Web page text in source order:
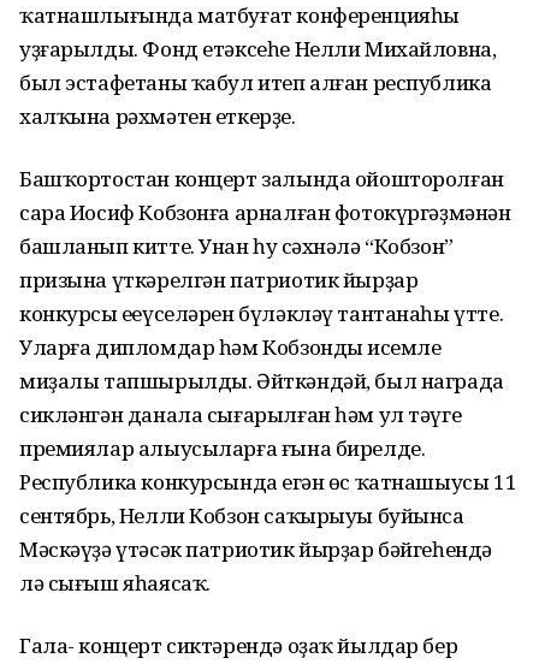
ҡатнашлығында матбуғат конференцияһы
уҙғарылды. Фонд етәксеһе Нелли Михайловна,
был эстафетаны ҡабул итеп алған республика
халҡына рәхмәтен еткерҙе.
Башҡортостан концерт залында ойошторолған
сара Иосиф Кобзонға арналған фотокүргәҙмәнән
башланып китте. Унан һуң сәхнәлә “Кобзон”
призына үткәрелгән патриотик йырҙар
конкурсы еңеүселәрен бүләкләү тантанаһы үтте.
Уларға дипломдар һәм Кобзондың исемле
миҙалы тапшырылды. Әйткәндәй, был награда
сикләнгән данала сығарылған һәм ул тәүге
премиялар алыусыларға ғына бирелде.
Республика конкурсында еңгән өс ҡатнашыусы 11
сентябрь, Нелли Кобзон саҡырыуы буйынса
Мәскәүҙә үтәсәк патриотик йырҙар бәйгеһендә
лә сығыш яһаясаҡ.
Гала- концерт сиктәрендә оҙаҡ йылдар бер